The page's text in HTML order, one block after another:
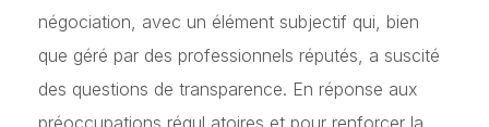
négociation, avec un élément subjectif qui, bien
que géré par des professionnels réputés, a suscité
des questions de transparence. En réponse aux
préoccupations régul atoires et pour renforcer la